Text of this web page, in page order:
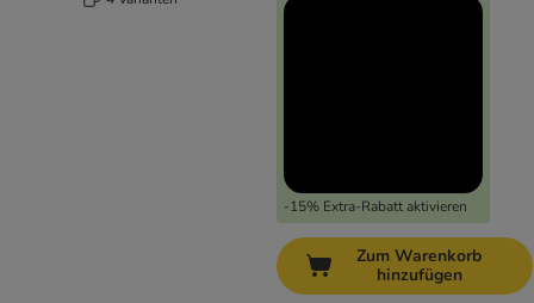
-15% Extra-Rabatt aktivieren
Zum Warenkorb
hinzufügen